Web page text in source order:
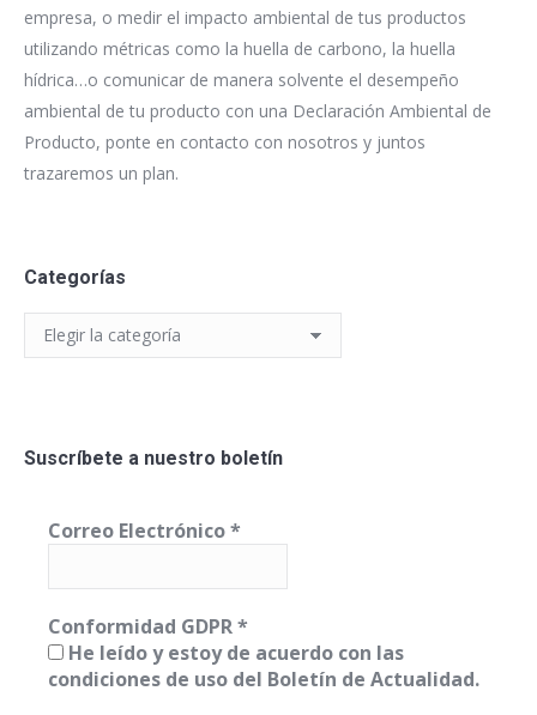
empresa, o medir el impacto ambiental de tus productos
utilizando métricas como la huella de carbono, la huella
hídrica…o comunicar de manera solvente el desempeño
ambiental de tu producto con una Declaración Ambiental de
Producto, ponte en contacto con nosotros y juntos
trazaremos un plan.
Categorías
Categorías
Suscríbete a nuestro boletín
Correo Electrónico*
Conformidad GDPR*
He leído y estoy de acuerdo con las
condiciones de uso del Boletín de Actualidad.